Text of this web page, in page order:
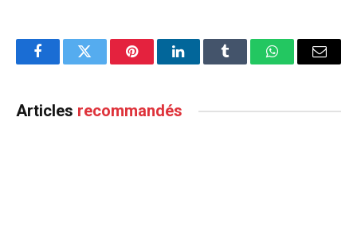
FacebookTwitter PinterestLinkedInTumblr WhatsAppEmail
Articles recommandés